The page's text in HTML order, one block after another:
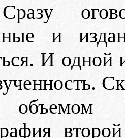
и
И одной